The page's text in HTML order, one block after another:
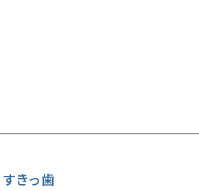
すきっ歯